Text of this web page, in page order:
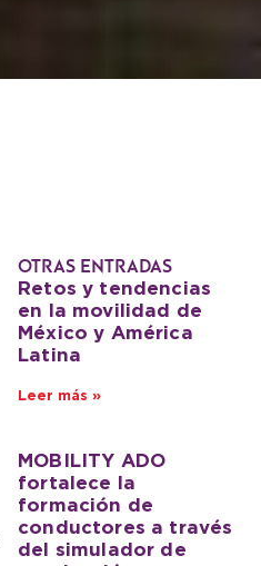
OTRAS ENTRADAS
Retos y tendencias
en la movilidad de
México y América
Latina
Leer más »
MOBILITY ADO
fortalece la
formación de
conductores a través
del simulador de